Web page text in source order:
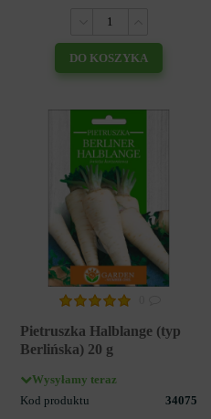
DO KOSZYKA
Pietruszka Halblange (typ
Berlińska) 20 g
Wysyłamy teraz
Kod produktu
34075